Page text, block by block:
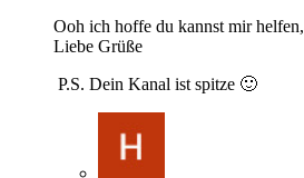
Ooh ich hoffe du kannst mir helfen,
Liebe Grüße
P.S. Dein Kanal ist spitze 🙂